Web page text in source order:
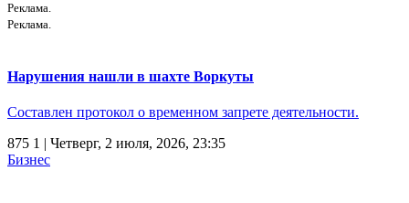
Реклама.
Реклама.
Нарушения нашли в шахте Воркуты
Составлен протокол о временном запрете деятельности.
875 1 | Четверг, 2 июля, 2026, 23:35
Бизнес